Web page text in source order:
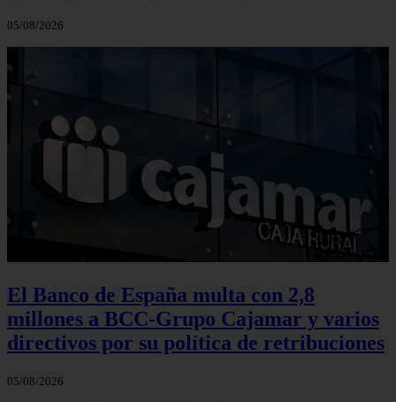
05/08/2026
El Banco de España multa con 2,8
millones a BCC-Grupo Cajamar y varios
directivos por su política de retribuciones
05/08/2026